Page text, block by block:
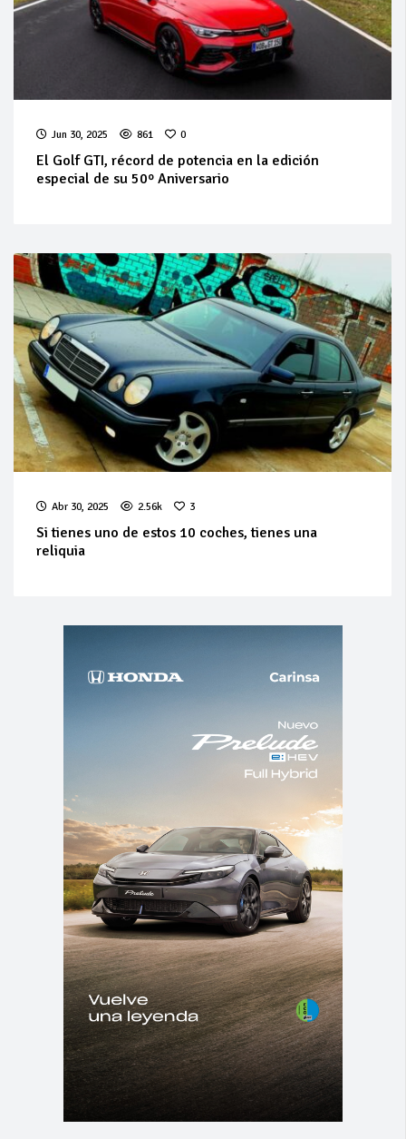
Jun 30, 2025 861 0
El Golf GTI, récord de potencia en la edición
especial de su 50º Aniversario
Abr 30, 2025 2.56k 3
Si tienes uno de estos 10 coches, tienes una
reliquia